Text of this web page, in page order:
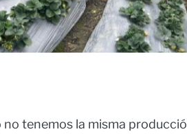
no tenemos la misma